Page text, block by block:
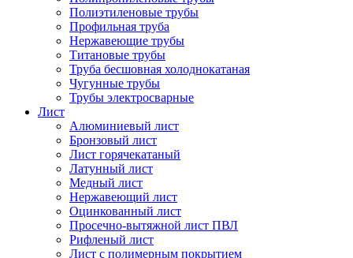
Полиэтиленовые трубы
Профильная труба
Нержавеющие трубы
Титановые трубы
Труба бесшовная холоднокатаная
Чугунные трубы
Трубы электросварные
Лист
Алюминиевый лист
Бронзовый лист
Лист горячекатаный
Латунный лист
Медный лист
Нержавеющий лист
Оцинкованный лист
Просечно-вытяжной лист ПВЛ
Рифленый лист
Лист с полимерным покрытием